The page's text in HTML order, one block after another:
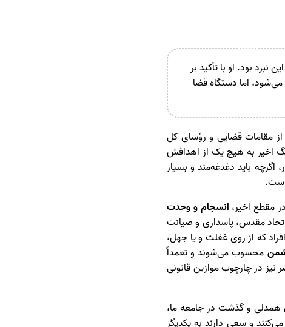
بود. او با تأکید بر
اما دستگاه قضا
مقامات قضایی و رؤسای کل
اخیر به هیچ یک از اهدافش
باید دغدغه‌مند و بسیار
است.
مقطع اخیر، انسجام و وحدت
مقدس، پاسداری و صیانت
که از روی غفلت و یا جهل،
محسوب می‌شوند و تعمداً
در چارچوب موازین قانونی
همدلی و گذشت در جامعه ما،
و سعی دارند به یکدیگر